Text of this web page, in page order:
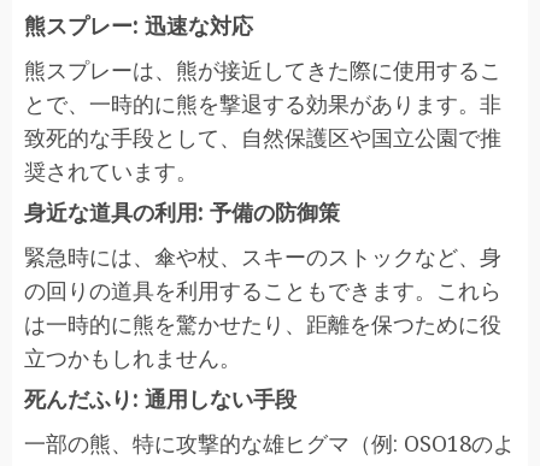
熊スプレー: 迅速な対応
熊スプレーは、熊が接近してきた際に使用するこ
とで、一時的に熊を撃退する効果があります。非
致死的な手段として、自然保護区や国立公園で推
奨されています。
身近な道具の利用: 予備の防御策
緊急時には、傘や杖、スキーのストックなど、身
の回りの道具を利用することもできます。これら
は一時的に熊を驚かせたり、距離を保つために役
立つかもしれません。
死んだふり: 通用しない手段
一部の熊、特に攻撃的な雄ヒグマ（例: OSO18のよ